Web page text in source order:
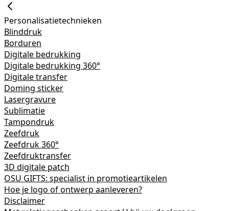
Personalisatietechnieken
Blinddruk
Borduren
Digitale bedrukking
Digitale bedrukking 360°
Digitale transfer
Doming sticker
Lasergravure
Sublimatie
Tampondruk
Zeefdruk
Zeefdruk 360°
Zeefdruktransfer
3D digitale patch
OSU GIFTS: specialist in promotieartikelen
Hoe je logo of ontwerp aanleveren?
Disclaimer